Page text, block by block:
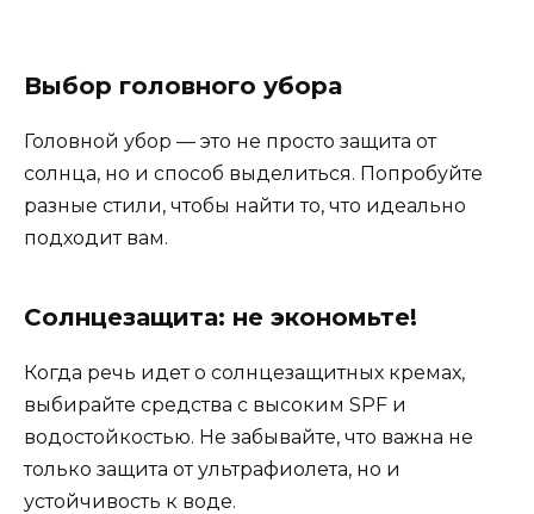
Выбор головного убора
Головной убор — это не просто защита от
солнца, но и способ выделиться. Попробуйте
разные стили, чтобы найти то, что идеально
подходит вам.
Солнцезащита: не экономьте!
Когда речь идет о солнцезащитных кремах,
выбирайте средства с высоким SPF и
водостойкостью. Не забывайте, что важна не
только защита от ультрафиолета, но и
устойчивость к воде.